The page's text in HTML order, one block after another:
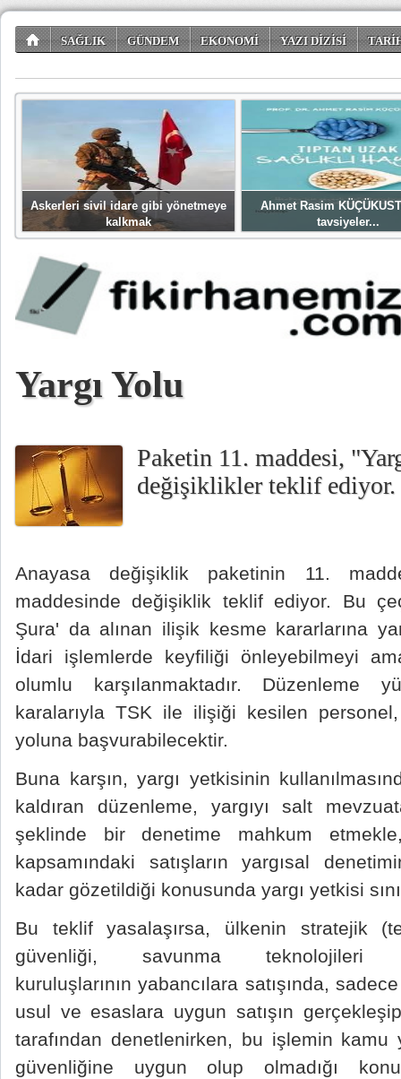
SAĞLIK GÜNDEM EKONOMİ YAZI DİZİSİ
Askerleri sivil idare gibi yönetmeye
kalkmak
Ahmet Rasim
tavsiyeler...
Yargı Yolu
Paketin 11. maddesi,
değişiklikler teklif ediyor.
Anayasa değişiklik paketinin 11.
maddesinde değişiklik teklif ediyor. Bu
Şura' da alınan ilişik kesme kararlarına
İdari işlemlerde keyfiliği önleyebilmeyi
olumlu karşılanmaktadır. Düzenleme
karalarıyla TSK ile ilişiği kesilen
yoluna başvurabilecektir.
Buna karşın, yargı yetkisinin
kaldıran düzenleme, yargıyı salt
şeklinde bir denetime mahkum
kapsamındaki satışların yargısal
kadar gözetildiği konusunda yargı yetkisi
Bu teklif yasalaşırsa, ülkenin stratejik
güvenliği, savunma
kuruluşlarının yabancılara satışında,
usul ve esaslara uygun satışın
tarafından denetlenirken, bu işlemin kamu
güvenliğine uygun olup olmadığı